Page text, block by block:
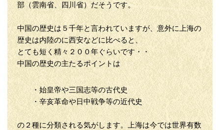
部（雲南省、四川省）だそうです。
中国の歴史は５千年と言われていますが、意外に上海の
歴史は内陸のに西安などに比べると、
とても短く精々２００年ぐらいです・・
中国の歴史の主たるポイントは
・始皇帝や三国志等の古代史
・辛亥革命や日中戦争等の近代史
の２種に分類される気がします。上海は今では世界有数